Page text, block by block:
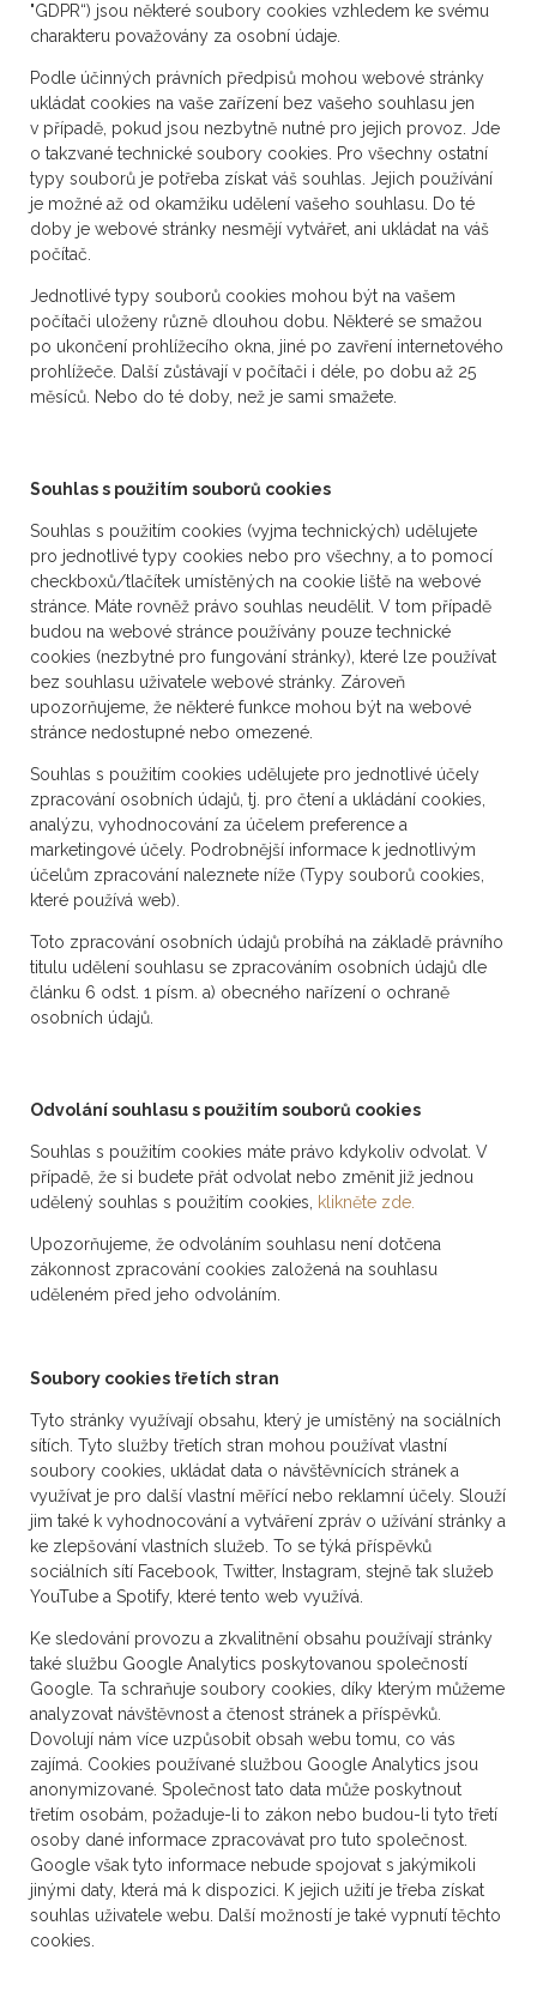
"GDPR“) jsou některé soubory cookies vzhledem ke svému
charakteru považovány za osobní údaje.
Podle účinných právních předpisů mohou webové stránky
ukládat cookies na vaše zařízení bez vašeho souhlasu jen
v případě, pokud jsou nezbytně nutné pro jejich provoz. Jde
o takzvané technické soubory cookies. Pro všechny ostatní
typy souborů je potřeba získat váš souhlas. Jejich používání
je možné až od okamžiku udělení vašeho souhlasu. Do té
doby je webové stránky nesmějí vytvářet, ani ukládat na váš
počítač.
Jednotlivé typy souborů cookies mohou být na vašem
počítači uloženy různě dlouhou dobu. Některé se smažou
po ukončení prohlížecího okna, jiné po zavření internetového
prohlížeče. Další zůstávají v počítači i déle, po dobu až 25
měsíců. Nebo do té doby, než je sami smažete.
Souhlas s použitím souborů cookies
Souhlas s použitím cookies (vyjma technických) udělujete
pro jednotlivé typy cookies nebo pro všechny, a to pomocí
checkboxů/tlačítek umístěných na cookie liště na webové
stránce. Máte rovněž právo souhlas neudělit. V tom případě
budou na webové stránce používány pouze technické
cookies (nezbytné pro fungování stránky), které lze používat
bez souhlasu uživatele webové stránky. Zároveň
upozorňujeme, že některé funkce mohou být na webové
stránce nedostupné nebo omezené.
Souhlas s použitím cookies udělujete pro jednotlivé účely
zpracování osobních údajů, tj. pro čtení a ukládání cookies,
analýzu, vyhodnocování za účelem preference a
marketingové účely. Podrobnější informace k jednotlivým
účelům zpracování naleznete níže (Typy souborů cookies,
které používá web).
Toto zpracování osobních údajů probíhá na základě právního
titulu udělení souhlasu se zpracováním osobních údajů dle
článku 6 odst. 1 písm. a) obecného nařízení o ochraně
osobních údajů.
Odvolání souhlasu s použitím souborů cookies
Souhlas s použitím cookies máte právo kdykoliv odvolat. V
případě, že si budete přát odvolat nebo změnit již jednou
udělený souhlas s použitím cookies, klikněte zde.
Upozorňujeme, že odvoláním souhlasu není dotčena
zákonnost zpracování cookies založená na souhlasu
uděleném před jeho odvoláním.
Soubory cookies třetích stran
Tyto stránky využívají obsahu, který je umístěný na sociálních
sítích. Tyto služby třetích stran mohou používat vlastní
soubory cookies, ukládat data o návštěvnících stránek a
využívat je pro další vlastní měřící nebo reklamní účely. Slouží
jim také k vyhodnocování a vytváření zpráv o užívání stránky a
ke zlepšování vlastních služeb. To se týká příspěvků
sociálních sítí Facebook, Twitter, Instagram, stejně tak služeb
YouTube a Spotify, které tento web využívá.
Ke sledování provozu a zkvalitnění obsahu používají stránky
také službu Google Analytics poskytovanou společností
Google. Ta schraňuje soubory cookies, díky kterým můžeme
analyzovat návštěvnost a čtenost stránek a příspěvků.
Dovolují nám více uzpůsobit obsah webu tomu, co vás
zajímá. Cookies používané službou Google Analytics jsou
anonymizované. Společnost tato data může poskytnout
třetím osobám, požaduje-li to zákon nebo budou-li tyto třetí
osoby dané informace zpracovávat pro tuto společnost.
Google však tyto informace nebude spojovat s jakýmikoli
jinými daty, která má k dispozici. K jejich užití je třeba získat
souhlas uživatele webu. Další možností je také vypnutí těchto
cookies.